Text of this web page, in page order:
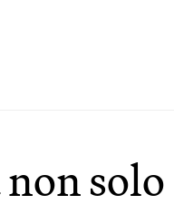
solo